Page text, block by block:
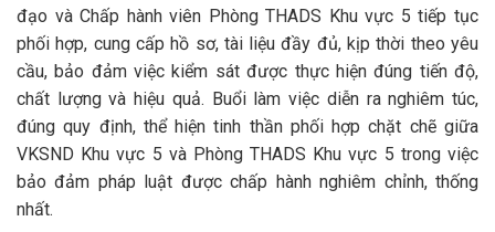
đạo và Chấp hành viên Phòng THADS Khu vực 5 tiếp tục
phối hợp, cung cấp hồ sơ, tài liệu đầy đủ, kịp thời theo yêu
cầu, bảo đảm việc kiểm sát được thực hiện đúng tiến độ,
chất lượng và hiệu quả. Buổi làm việc diễn ra nghiêm túc,
đúng quy định, thể hiện tinh thần phối hợp chặt chẽ giữa
VKSND Khu vực 5 và Phòng THADS Khu vực 5 trong việc
bảo đảm pháp luật được chấp hành nghiêm chỉnh, thống
nhất.